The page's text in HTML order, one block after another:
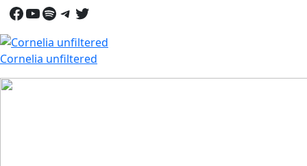
Button
Facebook
YouTube
Spotify
Telegram
Twitter
Cornelia unfiltered